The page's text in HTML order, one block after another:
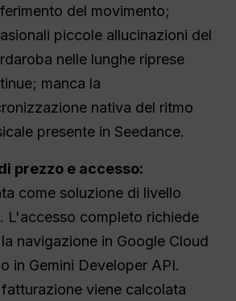
del movimento;
piccole allucinazioni del
nelle lunghe riprese
manca la
nativa del ritmo
presente in Seedance.
prezzo e accesso:
come soluzione di livello
L'accesso completo richiede
navigazione in Google Cloud
in Gemini Developer API.
viene calcolata